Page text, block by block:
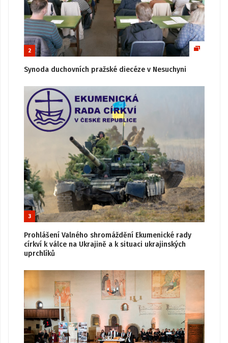
2
Synoda duchovních pražské diecéze v Nesuchyni
3
Prohlášení Valného shromáždění Ekumenické rady
církví k válce na Ukrajině a k situaci ukrajinských
uprchlíků